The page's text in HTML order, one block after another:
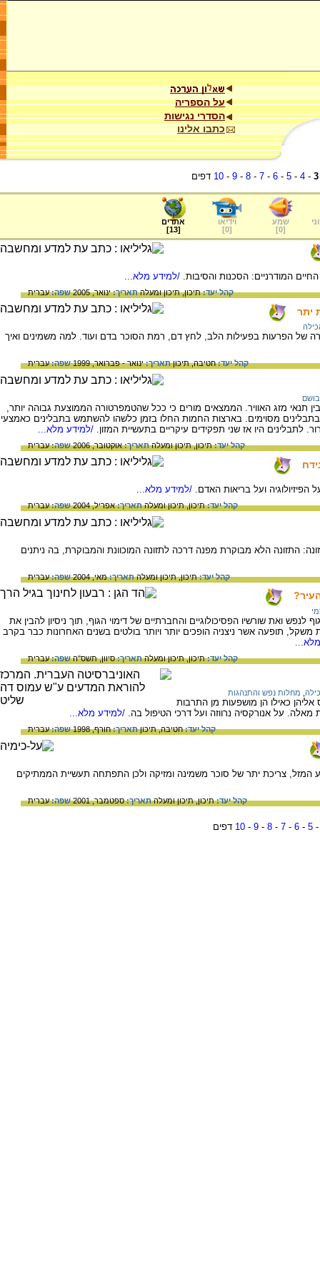
על הספריה
הסדרי נגישות
כתבו אלינו
3
-
4
-
5
-
6
-
7
-
8
-
9
-
10 דפים
שמע
[
0
]
וידיאו
[
0
]
אתרים
[
13
]
/למידע מלא...
קהל יעד:תיכון,תיכון ומעלהתאריך:ינואר, 2005 שפה:עברית
יתר
הפרעות בפעילות הלב, לחץ דם, רמת הסוכר בדם ועוד. למה משמינים ואיך
קהל יעד:חטיבה,תיכוןתאריך:ינואר - פברואר, 1999 שפה:עברית
תנאי מזג האוויר. הממצאים מורים כי ככל שהטמפרטורה הממוצעת גבוהה יותר,
מסוימים. בארצות החמות החלו בזמן כלשהו להשתמש בתבלינים כאמצעי
לתבלינים היו אז שני תפקידים עיקריים בתעשיית המזון. /למידע מלא...
קהל יעד:תיכון,תיכון ומעלהתאריך:אוקטובר, 2006 שפה:עברית
ועל בריאות האדם. /למידע מלא...
קהל יעד:תיכון,תיכון ומעלהתאריך:אפריל, 2004 שפה:עברית
התזונה הלא מבוקרת מפנה דרכה לתזונה המוכוונת והמבוקרת, בה ניתנים
קהל יעד:תיכון,תיכון ומעלהתאריך:מאי, 2004 שפה:עברית
ואת שורשיו הפסיכולוגיים והחברתיים של דימוי הגוף, תוך ניסיון להבין את
תופעה אשר ניצניה הופכים יותר ויותר בולטים בשנים האחרונות כבר בקרב
קהל יעד:תיכון,תיכון ומעלהתאריך:סיוון, תשס"השפה:עברית
מחלות נפש והתנהגות
כאילו הן מושפעות מן התרבות
על אנורקסיה נרווזה ועל דרכי הטיפול בה. /למידע מלא...
קהל יעד:חטיבה,תיכוןתאריך:חורף, 1998 שפה:עברית
המזל, צריכת יתר של סוכר משמינה ומזיקה ולכן התפתחה תעשיית הממתיקים
קהל יעד:תיכון,תיכון ומעלהתאריך:ספטמבר, 2001 שפה:עברית
5
-
6
-
7
-
8
-
9
-
10 דפים